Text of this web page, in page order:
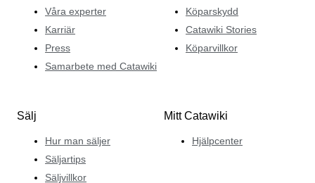
Våra experter
Karriär
Press
Samarbete med Catawiki
Köparskydd
Catawiki Stories
Köparvillkor
Sälj
Hur man säljer
Säljartips
Säljvillkor
Mitt Catawiki
Hjälpcenter